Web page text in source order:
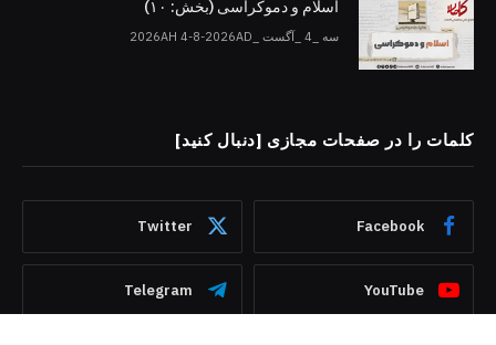
اسلام و دموکراسی (بخش: ۱۰)
سه _4 _آگست _2026AH 4-8-2026AD
کلمات را در صفحات مجازی [دنبال کنید]
Facebook
Twitter
YouTube
Telegram